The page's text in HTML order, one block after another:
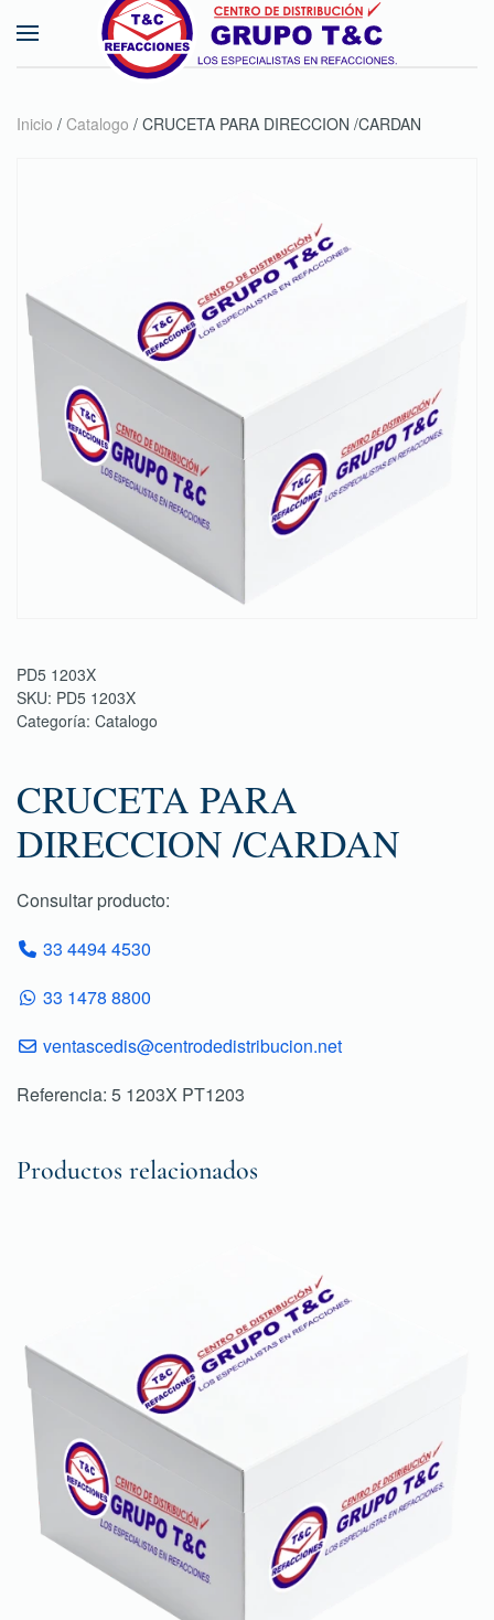
Skip to main content
Inicio / Catalogo / CRUCETA PARA DIRECCION /CARDAN
PD5 1203X
SKU: PD5 1203X
Categoría: Catalogo
CRUCETA PARA
DIRECCION /CARDAN
Consultar producto:
33 4494 4530
33 1478 8800
ventascedis@centrodedistribucion.net
Referencia: 5 1203X PT1203
Productos relacionados